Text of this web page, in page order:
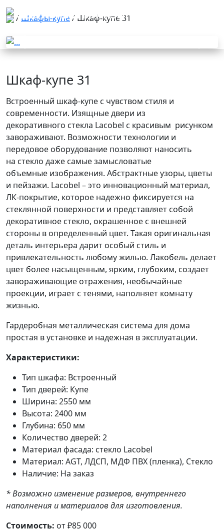
/ Шкафы-купе/ Шкаф-купе 31
Previous Next
Шкаф-купе 31
Встроенный шкаф-купе с чувством стиля и
современности. Изящные двери из
декоративного стекла Lacobel с красивым рисунком
завораживают. Возможности технологии и
передовое оборудование позволяют наносить
на стекло даже самые замысловатые
объемные изображения. Абстрактные узоры, цветы
и пейзажи. Lacobel – это инновационный материал,
ЛК-покрытие, которое надежно фиксируется на
стеклянной поверхности и представляет собой
декоративное стекло, окрашенное с внешней
стороны в определенный цвет. Такая оригинальная
деталь интерьера дарит особый стиль и
привлекательность любому жилью. Лакобель делает
цвет более насыщенным, ярким, глубоким, создает
завораживающие отражения, необычайные
проекции, играет с тенями, наполняет комнату
жизнью.
Гардеробная металлическая система для дома
простая в установке и надежная в эксплуатации.
Характеристики:
Тип шкафа: Встроенный
Тип дверей: Купе
Ширина: 2550 мм
Высота: 2400 мм
Глубина: 650 мм
Количество дверей: 2
Материал фасада: стекло Lacobel
Материал: AGT, ЛДСП, МДФ ПВХ (пленка), Стекло
Наличие: На заказ
* Возможно изменение размеров, внутреннего
наполнения и материалов для изготовления.
Стоимость: от ₽85 000